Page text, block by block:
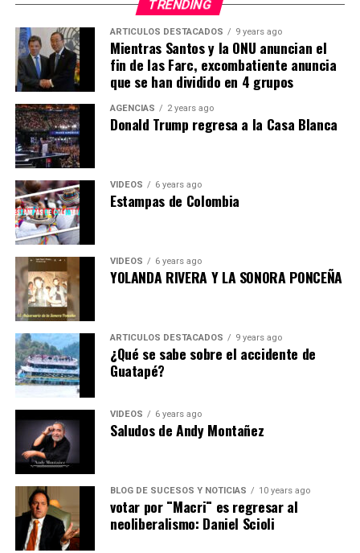
TRENDING
ARTICULOS DESTACADOS 9 years ago
Mientras Santos y la ONU anuncian el
fin de las Farc, excombatiente anuncia
que se han dividido en 4 grupos
AGENCIAS 2 years ago
Donald Trump regresa a la Casa Blanca
VIDEOS 6 years ago
Estampas de Colombia
VIDEOS 6 years ago
YOLANDA RIVERA Y LA SONORA PONCEÑA
ARTICULOS DESTACADOS 9 years ago
¿Qué se sabe sobre el accidente de
Guatapé?
VIDEOS 6 years ago
Saludos de Andy Montañez
BLOG DE SUCESOS Y NOTICIAS 10 years ago
votar por ¨Macri¨ es regresar al
neoliberalismo: Daniel Scioli